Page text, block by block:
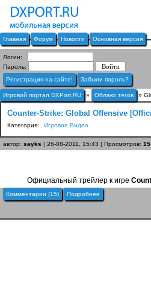
Главная Форум Новости Основная версия
Логин:
Пароль:
Регистрация на сайте!
Забыли пароль?
Игровой портал DXPort.RU » Облако тегов »
Counter-Strike: Global Offensive
Категория: Игровое Видео
автор: sayks | 26-08-2011, 15:43 | Просмотров:
Официальный трейлер к игре
Комментарии (15) Подробнее